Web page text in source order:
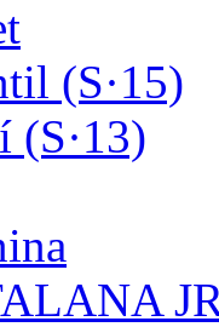
(S·15)
(S·13)